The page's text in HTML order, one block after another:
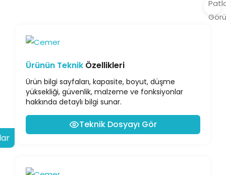
Ürünün Teknik Özellikleri
Ürün bilgi sayfaları, kapasite, boyut, düşme
yüksekliği, güvenlik, malzeme ve fonksiyonlar
hakkında detaylı bilgi sunar.
Teknik Dosyayı Gör